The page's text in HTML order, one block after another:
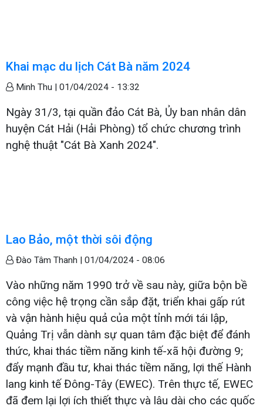
Khai mạc du lịch Cát Bà năm 2024
Minh Thu | 01/04/2024 - 13:32
Ngày 31/3, tại quần đảo Cát Bà, Ủy ban nhân dân
huyện Cát Hải (Hải Phòng) tổ chức chương trình
nghệ thuật "Cát Bà Xanh 2024".
Lao Bảo, một thời sôi động
Đào Tâm Thanh | 01/04/2024 - 08:06
Vào những năm 1990 trở về sau này, giữa bộn bề
công việc hệ trọng cần sắp đặt, triển khai gấp rút
và vận hành hiệu quả của một tỉnh mới tái lập,
Quảng Trị vẫn dành sự quan tâm đặc biệt để đánh
thức, khai thác tiềm năng kinh tế-xã hội đường 9;
đẩy mạnh đầu tư, khai thác tiềm năng, lợi thế Hành
lang kinh tế Đông-Tây (EWEC). Trên thực tế, EWEC
đã đem lại lợi ích thiết thực và lâu dài cho các quốc